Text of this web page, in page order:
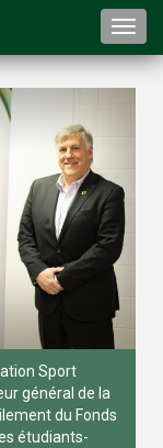
Sport
général de la
du Fonds
étudiants-